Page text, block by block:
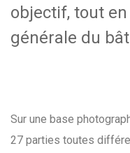
objectif, tout
générale du
Sur une base
27 parties toutes